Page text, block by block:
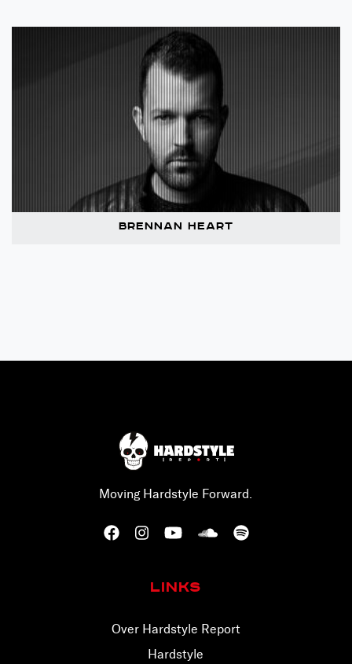
Brennan Heart
Moving Hardstyle Forward.
Links
Over Hardstyle Report
Hardstyle